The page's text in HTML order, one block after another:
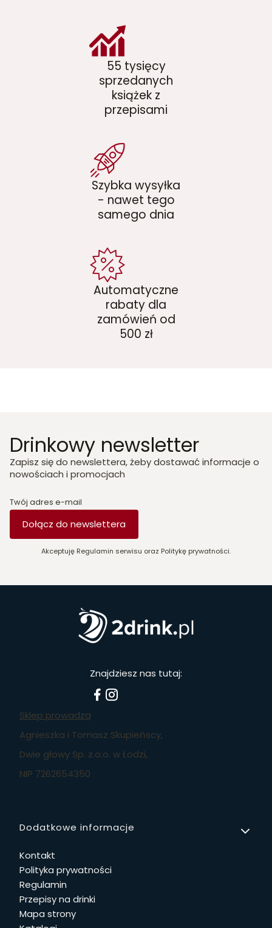
55 tysięcy
sprzedanych
książek z
przepisami
Szybka wysyłka
- nawet tego
samego dnia
Automatyczne
rabaty dla
zamówień od
500 zł
Drinkowy newsletter
Zapisz się do newslettera, żeby dostawać informacje o
nowościach i promocjach
Twój adres e-mail
Dołącz do newslettera
Akceptuję Regulamin serwisu oraz Politykę prywatności.
Znajdziesz nas tutaj:
Sklep prowadzą
Agnieszka i Tomasz Skupieńscy,
Dwie głowy Sp. z.o.o. w Łodzi,
NIP 7262654350
Linki w stopce
Dodatkowe informacje
Kontakt
Polityka prywatności
Regulamin
Przepisy na drinki
Mapa strony